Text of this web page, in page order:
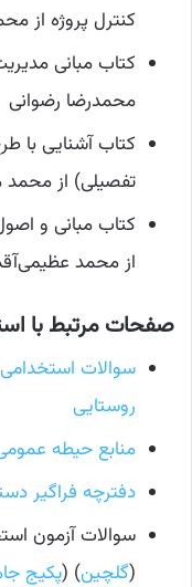
کنترل پروژه از
کتاب مبانی
محمدرضا رضوانی
کتاب آشنایی با
تفصیلی) از محمد
کتاب مبانی و
از محمد
صفحات مرتبط با
سوالات
روستایی
منابع حیطه
دفترچه فراگیر
سوالات آزمون
(گلچین) (پکیج